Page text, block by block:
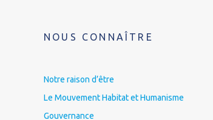
NOUS CONNAÎTRE
Notre raison d’être
Le Mouvement Habitat et Humanisme
Gouvernance